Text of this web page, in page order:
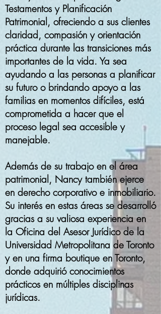
Testamentos y Planificación
Patrimonial, ofreciendo a sus clientes
claridad, compasión y orientación
práctica durante las transiciones más
importantes de la vida. Ya sea
ayudando a las personas a planificar
su futuro o brindando apoyo a las
familias en momentos difíciles, está
comprometida a hacer que el
proceso legal sea accesible y
manejable.
Además de su trabajo en el área
patrimonial, Nancy también ejerce
en derecho corporativo e inmobiliario.
Su interés en estas áreas se desarrolló
gracias a su valiosa experiencia en
la Oficina del Asesor Jurídico de la
Universidad Metropolitana de Toronto
y en una firma boutique en Toronto,
donde adquirió conocimientos
prácticos en múltiples disciplinas
jurídicas.